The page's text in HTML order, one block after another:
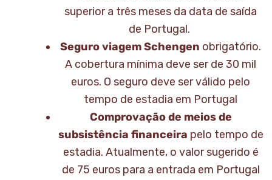
superior a três meses da data de saída
de Portugal.
Seguro viagem Schengen obrigatório.
A cobertura mínima deve ser de 30 mil
euros. O seguro deve ser válido pelo
tempo de estadia em Portugal
Comprovação de meios de
subsistência financeira pelo tempo de
estadia. Atualmente, o valor sugerido é
de 75 euros para a entrada em Portugal